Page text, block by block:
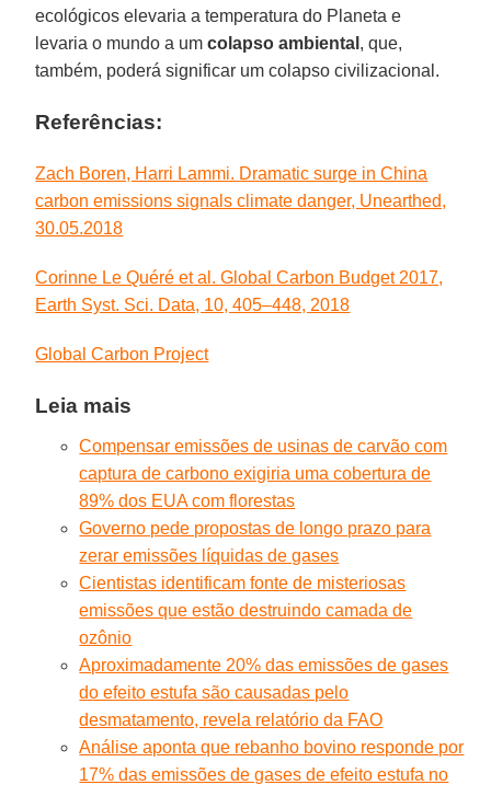
ecológicos elevaria a temperatura do Planeta e
levaria o mundo a umcolapso ambiental , que,
também, poderá significar um colapso civilizacional.
Referências:
Zach Boren, Harri Lammi. Dramatic surge in China
carbon emissions signals climate danger, Unearthed,
30.05.2018
Corinne Le Quéré et al. Global Carbon Budget 2017,
Earth Syst. Sci. Data, 10, 405–448, 2018
Global Carbon Project
Leia mais
Compensar emissões de usinas de carvão com
captura de carbono exigiria uma cobertura de
89% dos EUA com florestas
Governo pede propostas de longo prazo para
zerar emissões líquidas de gases
Cientistas identificam fonte de misteriosas
emissões que estão destruindo camada de
ozônio
Aproximadamente 20% das emissões de gases
do efeito estufa são causadas pelo
desmatamento, revela relatório da FAO
Análise aponta que rebanho bovino responde por
17% das emissões de gases de efeito estufa no